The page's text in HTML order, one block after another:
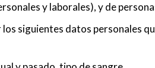
y laborales), y de
siguientes datos personales